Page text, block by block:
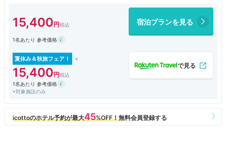
増築したのか、３つある館の階数が違ったりして若干わかりづらい造りで
15,400 宿泊プランを見る
1名あたり 参考価格
夏休み＆秋旅フェア！
15,400
1名あたり 参考価格
※対象施設のみ